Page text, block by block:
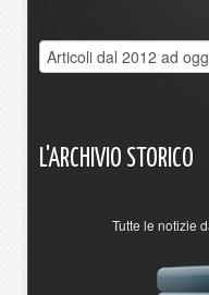
L'ARCHIVIO STORICO
Tutte le notizie